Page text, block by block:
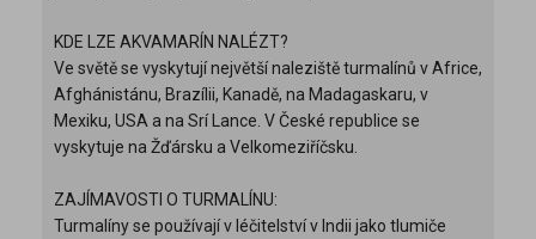
KDE LZE AKVAMARÍN NALÉZT?
Ve světě se vyskytují největší naleziště turmalínů v Africe,
Afghánistánu, Brazílii, Kanadě, na Madagaskaru, v
Mexiku, USA a na Srí Lance. V České republice se
vyskytuje na Žďársku a Velkomeziříčsku.
ZAJÍMAVOSTI O TURMALÍNU:
Turmalíny se používají v léčitelství v Indii jako tlumiče